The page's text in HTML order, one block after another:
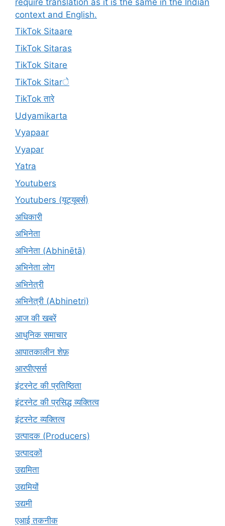
context and English.
TikTok Sitaare
TikTok Sitaras
TikTok Sitare
TikTok Sitarे
TikTok तारे
Udyamikarta
Vyapaar
Vyapar
Yatra
Youtubers
Youtubers (यूट्यूबर्स)
अधिकारी
अभिनेता
अभिनेता (Abhinētā)
अभिनेता लोग
अभिनेत्री
अभिनेत्री (Abhinetri)
आज की खबरें
आधुनिक समाचार
आपातकालीन शेफ़
आरपीएसर्स
इंटरनेट की प्रतिष्ठिता
इंटरनेट की प्रसिद्ध व्यक्तित्व
इंटरनेट व्यक्तित्व
उत्पादक (Producers)
उत्पादकों
उद्यमिता
उद्यमियों
उद्यमी
एआई तकनीक